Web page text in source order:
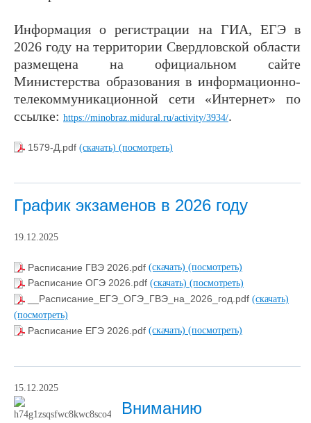
Информация о регистрации на ГИА, ЕГЭ в
2026 году на территории Свердловской области
размещена на официальном сайте
Министерства образования в информационно-
телекоммуникационной сети «Интернет» по
ссылке: https://minobraz.midural.ru/activity/3934/.
1579-Д.pdf (скачать) (посмотреть)
График экзаменов в 2026 году
19.12.2025
Расписание ГВЭ 2026.pdf (скачать) (посмотреть)
Расписание ОГЭ 2026.pdf (скачать) (посмотреть)
__Расписание_ЕГЭ_ОГЭ_ГВЭ_на_2026_год.pdf (скачать)
(посмотреть)
Расписание ЕГЭ 2026.pdf (скачать) (посмотреть)
15.12.2025
Вниманию